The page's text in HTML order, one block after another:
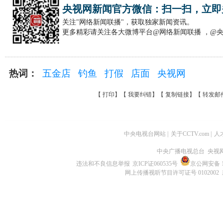
央视网新闻官方微信：扫一扫，立
关注"网络新闻联播"，获取独家新闻资讯。
更多精彩请关注各大微博平台@网络新闻联播 ，@
热词： 五金店 钓鱼 打假 店面 央视网
【 打印 】【 我要纠错】【 复制链接】【 转发邮
中央电视台网站 关于CCTV.com 人
中央广播电视总台 央视
违法和不良信息举报 京ICP证060535号
京公网安备
网上传播视听节目许可证号 0102002